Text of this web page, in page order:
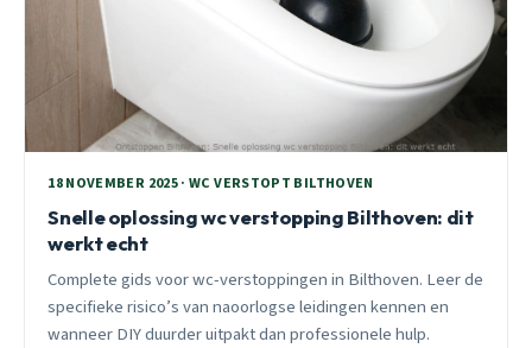
18 NOVEMBER 2025 · WC VERSTOPT BILTHOVEN
Snelle oplossing wc verstopping Bilthoven: dit
werkt echt
Complete gids voor wc-verstoppingen in Bilthoven. Leer de
specifieke risico’s van naoorlogse leidingen kennen en
wanneer DIY duurder uitpakt dan professionele hulp.